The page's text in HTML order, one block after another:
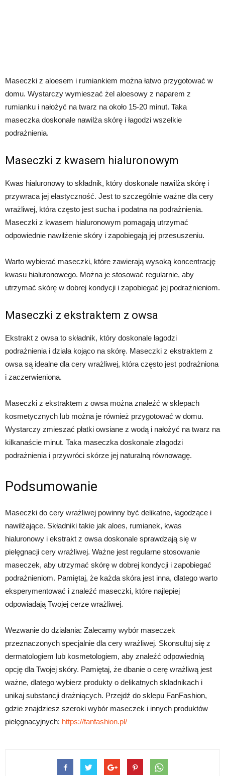
Maseczki z aloesem i rumiankiem można łatwo przygotować w
domu. Wystarczy wymieszać żel aloesowy z naparem z
rumianku i nałożyć na twarz na około 15-20 minut. Taka
maseczka doskonale nawilża skórę i łagodzi wszelkie
podrażnienia.
Maseczki z kwasem hialuronowym
Kwas hialuronowy to składnik, który doskonale nawilża skórę i
przywraca jej elastyczność. Jest to szczególnie ważne dla cery
wrażliwej, która często jest sucha i podatna na podrażnienia.
Maseczki z kwasem hialuronowym pomagają utrzymać
odpowiednie nawilżenie skóry i zapobiegają jej przesuszeniu.
Warto wybierać maseczki, które zawierają wysoką koncentrację
kwasu hialuronowego. Można je stosować regularnie, aby
utrzymać skórę w dobrej kondycji i zapobiegać jej podrażnieniom.
Maseczki z ekstraktem z owsa
Ekstrakt z owsa to składnik, który doskonale łagodzi
podrażnienia i działa kojąco na skórę. Maseczki z ekstraktem z
owsa są idealne dla cery wrażliwej, która często jest podrażniona
i zaczerwieniona.
Maseczki z ekstraktem z owsa można znaleźć w sklepach
kosmetycznych lub można je również przygotować w domu.
Wystarczy zmieszać płatki owsiane z wodą i nałożyć na twarz na
kilkanaście minut. Taka maseczka doskonale złagodzi
podrażnienia i przywróci skórze jej naturalną równowagę.
Podsumowanie
Maseczki do cery wrażliwej powinny być delikatne, łagodzące i
nawilżające. Składniki takie jak aloes, rumianek, kwas
hialuronowy i ekstrakt z owsa doskonale sprawdzają się w
pielęgnacji cery wrażliwej. Ważne jest regularne stosowanie
maseczek, aby utrzymać skórę w dobrej kondycji i zapobiegać
podrażnieniom. Pamiętaj, że każda skóra jest inna, dlatego warto
eksperymentować i znaleźć maseczki, które najlepiej
odpowiadają Twojej cerze wrażliwej.
Wezwanie do działania: Zalecamy wybór maseczek
przeznaczonych specjalnie dla cery wrażliwej. Skonsultuj się z
dermatologiem lub kosmetologiem, aby znaleźć odpowiednią
opcję dla Twojej skóry. Pamiętaj, że dbanie o cerę wrażliwą jest
ważne, dlatego wybierz produkty o delikatnych składnikach i
unikaj substancji drażniących. Przejdź do sklepu FanFashion,
gdzie znajdziesz szeroki wybór maseczek i innych produktów
pielęgnacyjnych: https://fanfashion.pl/